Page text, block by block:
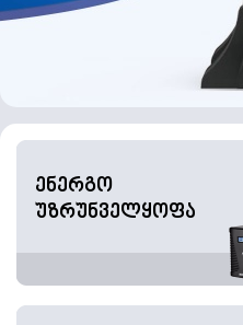
ენერგო
უზრუნველყოფა